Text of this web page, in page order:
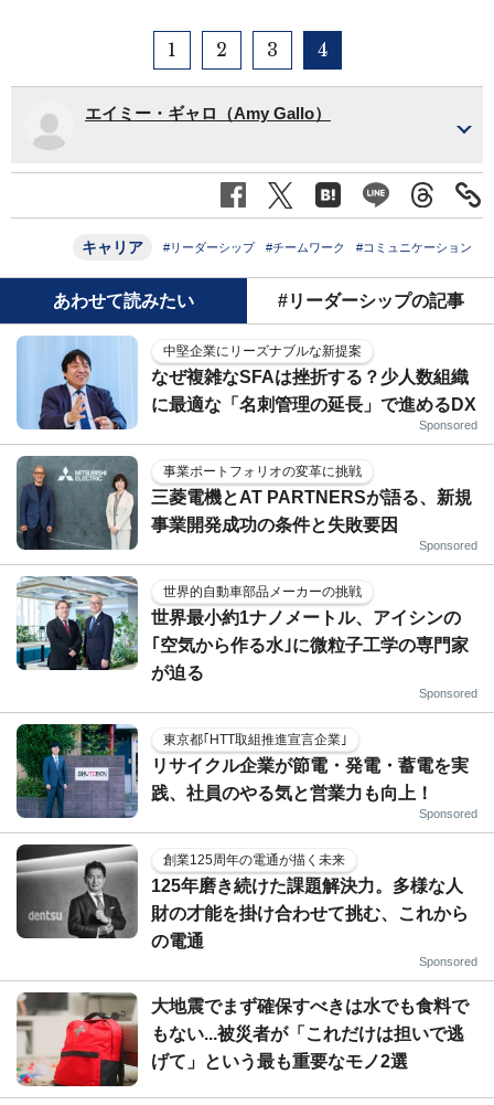
1 2 3 4
エイミー・ギャロ（Amy Gallo）
キャリア #リーダーシップ #チームワーク #コミュニケーション
あわせて読みたい #リーダーシップの記事
中堅企業にリーズナブルな新提案
なぜ複雑なSFAは挫折する？少人数組織
に最適な「名刺管理の延長」で進めるDX
Sponsored
事業ポートフォリオの変革に挑戦
三菱電機とAT PARTNERSが語る、新規
事業開発成功の条件と失敗要因
Sponsored
世界的自動車部品メーカーの挑戦
世界最小約1ナノメートル、アイシンの
｢空気から作る水｣に微粒子工学の専門家
が迫る
Sponsored
東京都｢HTT取組推進宣言企業｣
リサイクル企業が節電・発電・蓄電を実
践、社員のやる気と営業力も向上！
Sponsored
創業125周年の電通が描く未来
125年磨き続けた課題解決力。多様な人
財の才能を掛け合わせて挑む、これから
の電通
Sponsored
大地震でまず確保すべきは水でも食料で
もない...被災者が「これだけは担いで逃
げて」という最も重要なモノ2選